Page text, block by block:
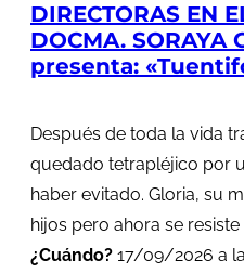
DIRECTORAS EN
DOCMA. SORAYA
presenta:
Después de toda la vida
quedado tetrapléjico por
haber evitado. Gloria, su
hijos pero ahora se
¿Cuándo? 17/09/2026 a